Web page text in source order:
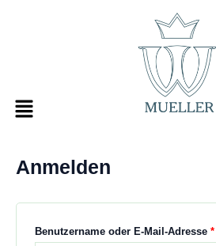
Anmelden
Benutzername oder E-Mail-Adresse *